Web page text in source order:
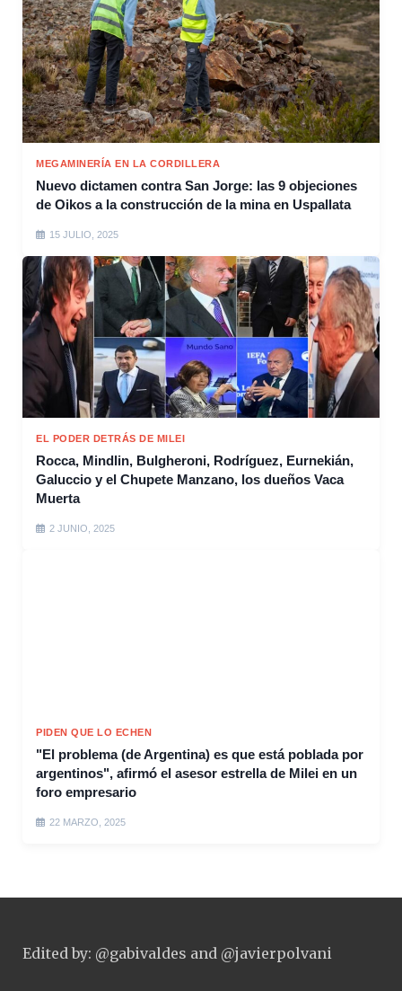
MEGAMINERÍA EN LA CORDILLERA
Nuevo dictamen contra San Jorge: las 9 objeciones
de Oikos a la construcción de la mina en Uspallata
15 JULIO, 2025
EL PODER DETRÁS DE MILEI
Rocca, Mindlin, Bulgheroni, Rodríguez, Eurnekián,
Galuccio y el Chupete Manzano, los dueños Vaca
Muerta
2 JUNIO, 2025
PIDEN QUE LO ECHEN
"El problema (de Argentina) es que está poblada por
argentinos", afirmó el asesor estrella de Milei en un
foro empresario
22 MARZO, 2025
Edited by: @gabivaldes and @javierpolvani